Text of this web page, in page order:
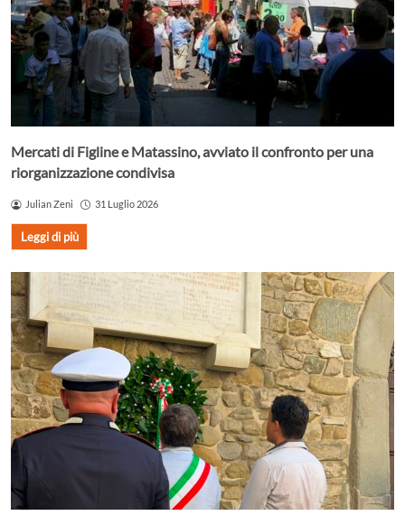
Mercati di Figline e Matassino, avviato il confronto per una
riorganizzazione condivisa
Julian Zeni 31 Luglio 2026
Leggi di più